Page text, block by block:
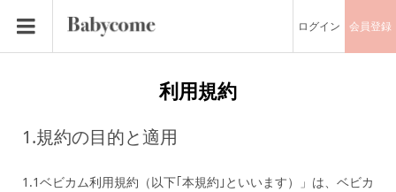
ログイン 会員登録
利用規約
1.規約の目的と適用
1.1ベビカム利用規約（以下｢本規約｣といいます）」は、ベビカ